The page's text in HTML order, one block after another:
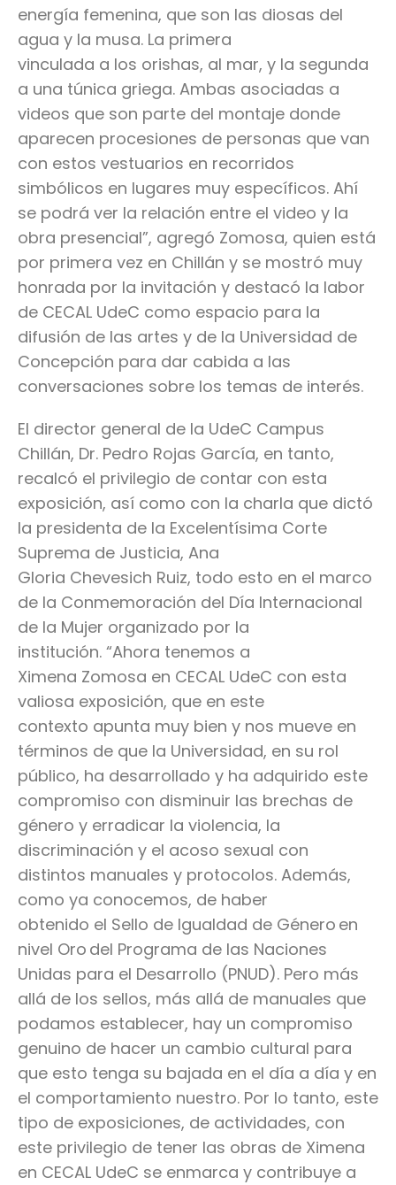
energía femenina, que son las diosas del
agua y la musa. La primera
vinculada a los orishas, al mar, y la segunda
a una túnica griega. Ambas asociadas a
videos que son parte del montaje donde
aparecen procesiones de personas que van
con estos vestuarios en recorridos
simbólicos en lugares muy específicos. Ahí
se podrá ver la relación entre el video y la
obra presencial”, agregó Zomosa, quien está
por primera vez en Chillán y se mostró muy
honrada por la invitación y destacó la labor
de CECAL UdeC como espacio para la
difusión de las artes y de la Universidad de
Concepción para dar cabida a las
conversaciones sobre los temas de interés.
El director general de la UdeC Campus
Chillán, Dr. Pedro Rojas García, en tanto,
recalcó el privilegio de contar con esta
exposición, así como con la charla que dictó
la presidenta de la Excelentísima Corte
Suprema de Justicia, Ana
Gloria Chevesich Ruiz, todo esto en el marco
de la Conmemoración del Día Internacional
de la Mujer organizado por la
institución. “Ahora tenemos a
Ximena Zomosa en CECAL UdeC con esta
valiosa exposición, que en este
contexto apunta muy bien y nos mueve en
términos de que la Universidad, en su rol
público, ha desarrollado y ha adquirido este
compromiso con disminuir las brechas de
género y erradicar la violencia, la
discriminación y el acoso sexual con
distintos manuales y protocolos. Además,
como ya conocemos, de haber
obtenido el Sello de Igualdad de Género en
nivel Oro del Programa de las Naciones
Unidas para el Desarrollo (PNUD). Pero más
allá de los sellos, más allá de manuales que
podamos establecer, hay un compromiso
genuino de hacer un cambio cultural para
que esto tenga su bajada en el día a día y en
el comportamiento nuestro. Por lo tanto, este
tipo de exposiciones, de actividades, con
este privilegio de tener las obras de Ximena
en CECAL UdeC se enmarca y contribuye a